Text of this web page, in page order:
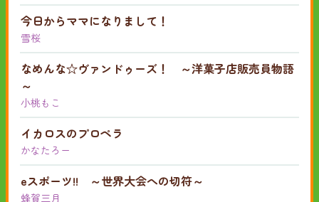
今日からママになりまして！
雪桜
なめんな☆ヴァンドゥーズ！ ～洋菓子店販売員物語
～
小桃もこ
イカロスのプロペラ
かなたろー
eスポーツ!! ～世界大会への切符～
蜂賀三月